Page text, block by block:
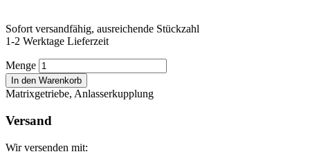
Sofort versandfähig, ausreichende Stückzahl
1-2 Werktage Lieferzeit
Menge
In den Warenkorb
Matrixgetriebe, Anlasserkupplung
Versand
Wir versenden mit: